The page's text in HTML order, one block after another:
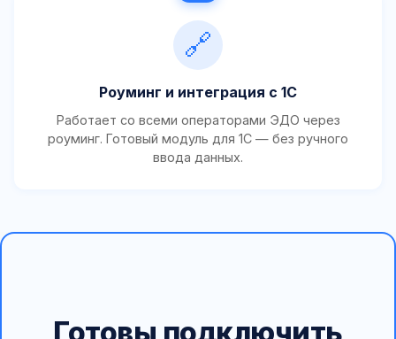
🔗
Роуминг и интеграция с 1С
Работает со всеми операторами ЭДО через
роуминг. Готовый модуль для 1С — без ручного
ввода данных.